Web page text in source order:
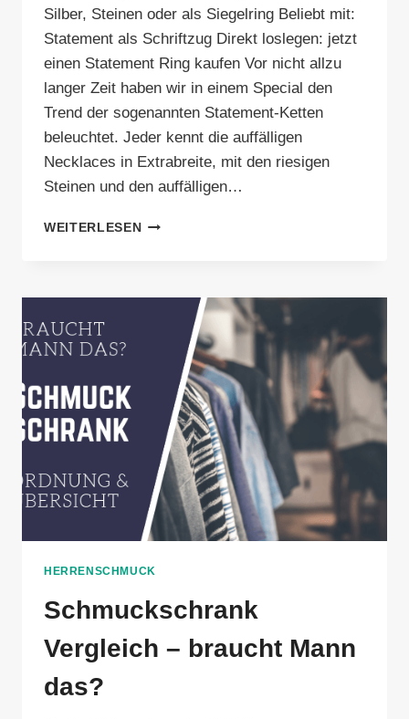
Silber, Steinen oder als Siegelring Beliebt mit:
Statement als Schriftzug Direkt loslegen: jetzt
einen Statement Ring kaufen Vor nicht allzu
langer Zeit haben wir in einem Special den
Trend der sogenannten Statement-Ketten
beleuchtet. Jeder kennt die auffälligen
Necklaces in Extrabreite, mit den riesigen
Steinen und den auffälligen…
WEITERLESENSTATEMENT-
DIESEN
KLUNKERN
FALLEN
GARANTIERT
HERRENSCHMUCK
Schmuckschrank
Vergleich – braucht Mann
das?